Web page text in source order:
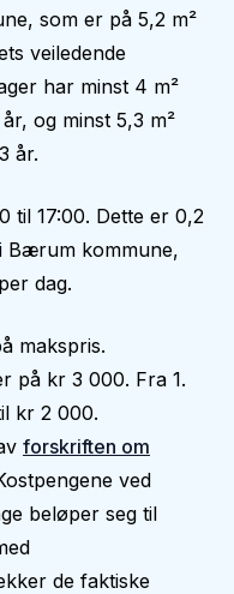
som er på 5,2 m²
veiledende
har minst 4 m²
og minst 5,3 m²
år.
til 17:00. Dette er 0,2
Bærum kommune,
dag.
makspris.
på kr 3 000. Fra 1.
kr 2 000.
forskriften om
ved
beløper seg til
de faktiske